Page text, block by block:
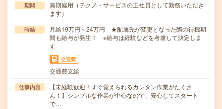
期間
無期雇用（テクノ・サービスの正社員として勤務いただき
ます）
時給
月給19万円～24万円 ★配属先が変更となった際の待機期
間も給与が発生！ ※給与は経験などを考慮して決定しま
す
交通費
交通費支給
仕事内容
【未経験歓迎！すぐ覚えられるカンタン作業がたくさ
ん！】シンプルな作業が中心なので、安心してスタート
で…